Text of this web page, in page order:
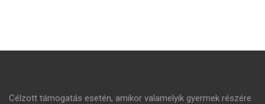
Célzott támogatás esetén, amikor valamelyik gyermek részére